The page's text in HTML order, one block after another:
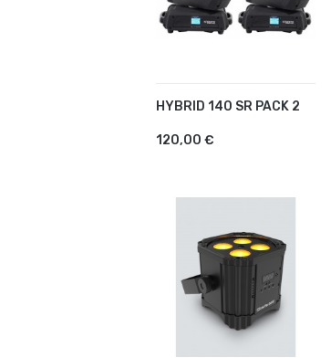
HYBRID 140 SR PACK 2
120,00 €
AJOUTER AU PANIER